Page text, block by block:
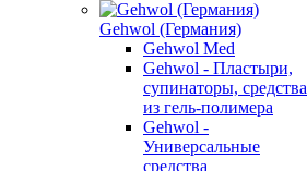
Gehwol (Германия)
Gehwol Med
Gehwol - Пластыри,
супинаторы, средства
из гель-полимера
Gehwol -
Универсальные
средства